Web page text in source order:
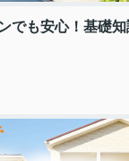
でも安心！基礎